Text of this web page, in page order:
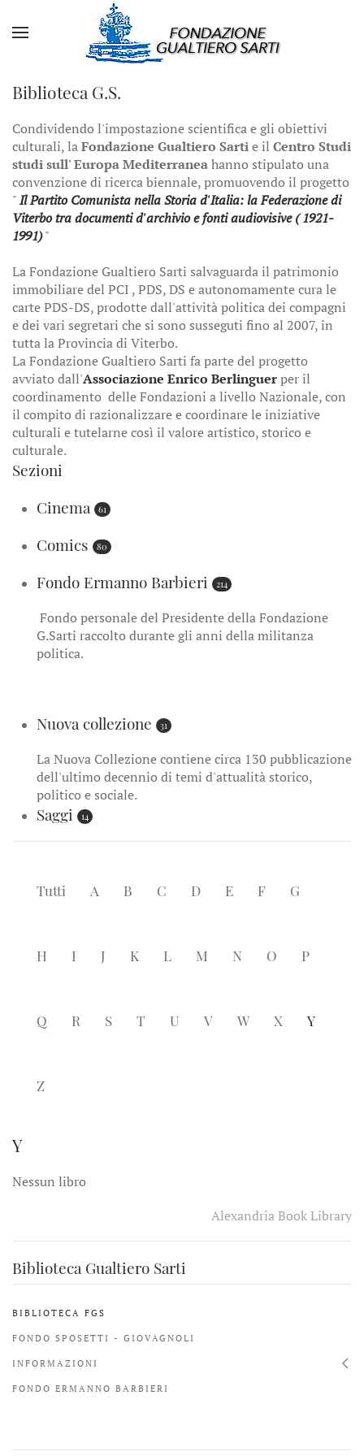
Biblioteca G.S.
Condividendo l'impostazione scientifica e gli obiettivi
culturali, laFondazione Gualtiero Sartie il Centro Studi
studi sull' Europa Mediterraneahanno stipulato una
convenzione di ricerca biennale, promuovendo il progetto
"Il Partito Comunista nella Storia d'Italia: la Federazione di
Viterbo tra documenti d'archivio e fonti audiovisive ( 1921-
1991)"
La Fondazione Gualtiero Sarti salvaguarda il patrimonio
immobiliare del PCI , PDS, DS e autonomamente cura le
carte PDS-DS, prodotte dall'attività politica dei compagni
e dei vari segretari che si sono susseguti fino al 2007, in
tutta la Provincia di Viterbo.
La Fondazione Gualtiero Sarti fa parte del progetto
avviato dall'Associazione Enrico Berlinguerper il
coordinamento delle Fondazioni a livello Nazionale, con
il compito di razionalizzare e coordinare le iniziative
culturali e tutelarne così il valore artistico, storico e
culturale.
Sezioni
Cinema
61
Comics 80
Fondo Ermanno Barbieri 214
Fondo personale del Presidente della Fondazione
G.Sarti raccolto durante gli anni della militanza
politica.
Nuova collezione 31
La Nuova Collezione contiene circa 130 pubblicazione
dell'ultimo decennio di temi d'attualità storico,
politico e sociale.
Saggi 14
Tutti A B C D E F G
H I J K L M N O P
Q R S T U V W X Y
Z
Y
Nessun libro
Alexandria Book Library
Biblioteca Gualtiero Sarti
BIBLIOTECA FGS
FONDO SPOSETTI - GIOVAGNOLI
INFORMAZIONI
FONDO ERMANNO BARBIERI